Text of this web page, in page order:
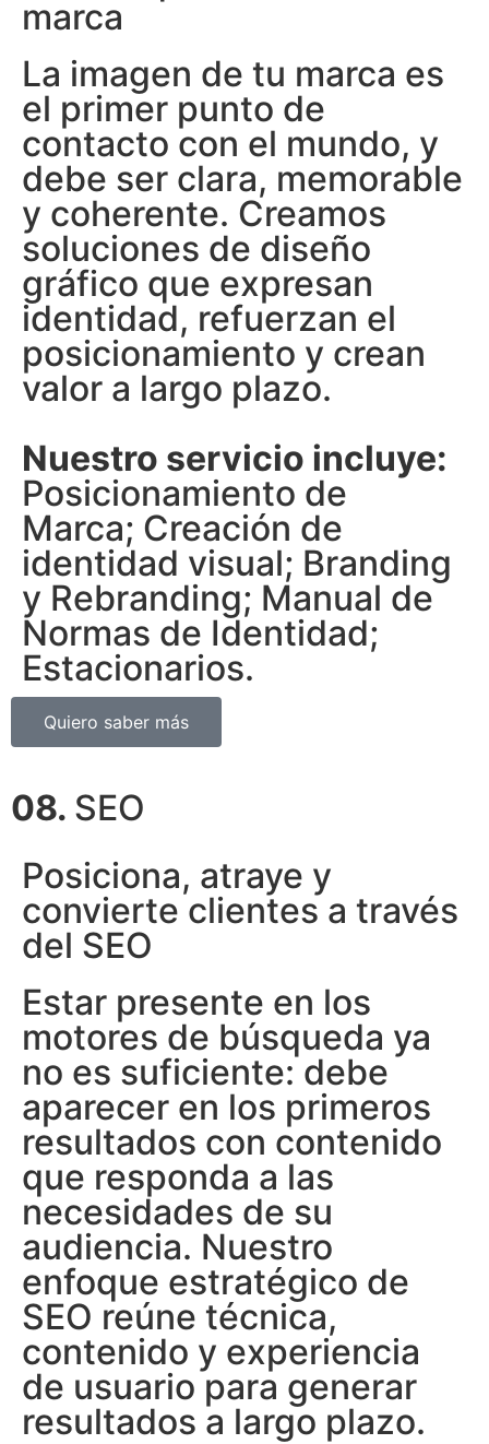
marca
La imagen de tu marca es
el primer punto de
contacto con el mundo, y
debe ser clara, memorable
y coherente. Creamos
soluciones de diseño
gráfico que expresan
identidad, refuerzan el
posicionamiento y crean
valor a largo plazo.
Nuestro servicio incluye:
Posicionamiento de
Marca; Creación de
identidad visual; Branding
y Rebranding; Manual de
Normas de Identidad;
Estacionarios.
Quiero saber más
08. SEO
Posiciona, atraye y
convierte clientes a través
del SEO
Estar presente en los
motores de búsqueda ya
no es suficiente: debe
aparecer en los primeros
resultados con contenido
que responda a las
necesidades de su
audiencia. Nuestro
enfoque estratégico de
SEO reúne técnica,
contenido y experiencia
de usuario para generar
resultados a largo plazo.